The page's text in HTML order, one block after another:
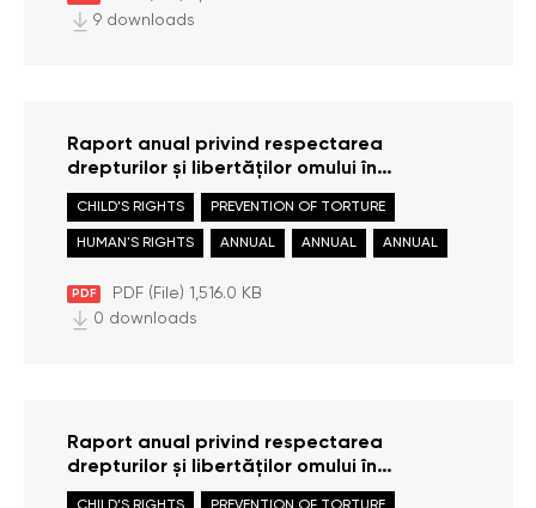
9 downloads
Raport anual privind respectarea
drepturilor și libertăților omului în
Republica Moldova în anul 2021
PDF PDF (File) 1,516.0 KB
CHILD’S RIGHTS PREVENTION OF TORTURE
HUMAN'S RIGHTS ANNUAL ANNUAL ANNUAL
0 downloads
Raport anual privind respectarea
drepturilor și libertăților omului în
Republica Moldova în anul 2020
CHILD’S RIGHTS PREVENTION OF TORTURE